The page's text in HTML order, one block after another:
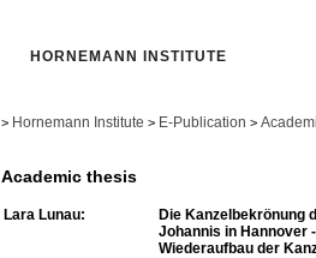
HORNEMANN INSTITUTE
> Hornemann Institute > E-Publication >
Academic thesis
Lara Lunau:
Die Kanzelbekrönung
Johannis in Hannover
Wiederaufbau der